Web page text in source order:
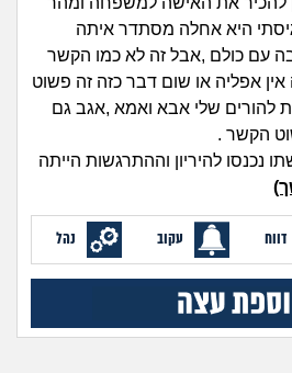
עבודה וקריירה
חברים ואנשים
בית, שכנים ושותפים
מה שעובר עליי
שומרים על הגוף
פיננסי וכלכלה
היא אחלה מסתדר איתה
עם כולם ,אבל זה לא כמו הקשר
אפליה או שום דבר כזה זה פשוט
להורים שלי אבא ואמא ,אגב גם
הקשר .
נכנסו להיריון וההתרגשות הייתה
דווח עקוב נהל